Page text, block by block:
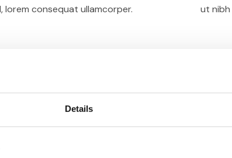
Details
lorem consequat ullamcorper.
ut nibh